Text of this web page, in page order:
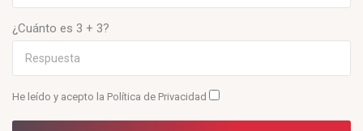
¿Cuánto es 3 + 3?
He leído y acepto la Política de Privacidad